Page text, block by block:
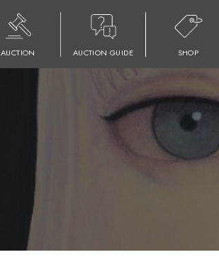
AUCTION AUCTION GUIDE SHOP
YOOC ART AUCTION 024 LOT 197 藤田 嗣治